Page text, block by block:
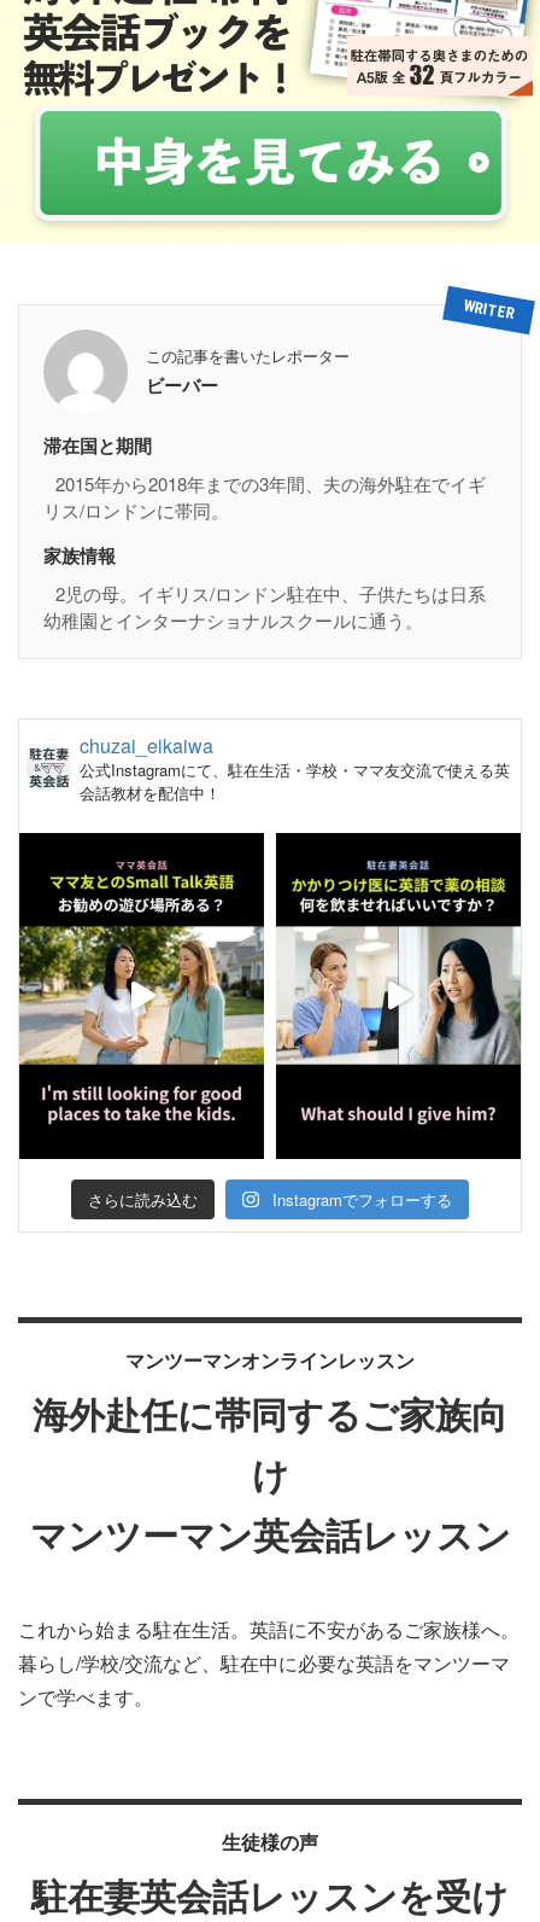
この記事を書いたレポーター
ビーバー
滞在国と期間
2015年から2018年までの3年間、夫の海外駐在でイギ
リス/ロンドンに帯同。
家族情報
2児の母。イギリス/ロンドン駐在中、子供たちは日系
幼稚園とインターナショナルスクールに通う。
chuzai_eikaiwa
公式Instagramにて、駐在生活・学校・ママ友交流で使える英
会話教材を配信中！
さらに読み込む Instagramでフォローする
マンツーマンオンラインレッスン
海外赴任に帯同するご家族向
け
マンツーマン英会話レッスン
これから始まる駐在生活。英語に不安があるご家族様へ。
暮らし/学校/交流など、駐在中に必要な英語をマンツーマ
ンで学べます。
生徒様の声
駐在妻英会話レッスンを受け